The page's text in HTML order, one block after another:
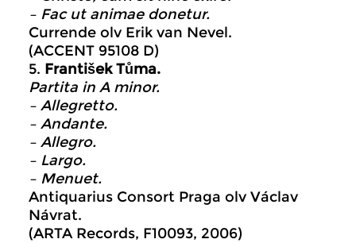
– Fac ut animae donetur.
Currende olv Erik van Nevel.
(ACCENT 95108 D)
5. František Tůma.
Partita in A minor.
– Allegretto.
– Andante.
– Allegro.
– Largo.
– Menuet.
Antiquarius Consort Praga olv Václav
Návrat.
(ARTA Records, F10093, 2006)